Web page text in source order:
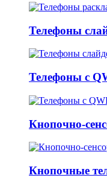
Телефоны
Телефоны с
Кнопочно-
Кнопочные